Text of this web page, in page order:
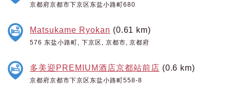
京都府京都市下京区东盐小路町680
Matsukame Ryokan (0.61 km)
576 东盐小路町, 下京区, 京都市, 京都府
多美迎PREMIUM酒店京都站前店 (0.6 km)
京都府京都市下京区东盐小路町558-8